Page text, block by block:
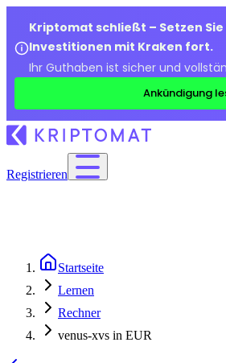
Kriptomat schließt – Setzen
Investitionen mit Kraken fort.
Ihr Guthaben ist sicher und
Ankündigung
Registrieren
Startseite
Lernen
Rechner
venus-xvs in EUR